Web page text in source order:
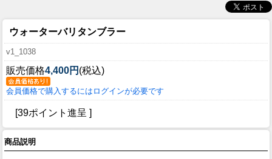
ウォーターバリタンブラー
v1_1038
販売価格4,400円 (税込)
会員価格で購入するにはログインが必要です
[39ポイント進呈 ]
商品説明